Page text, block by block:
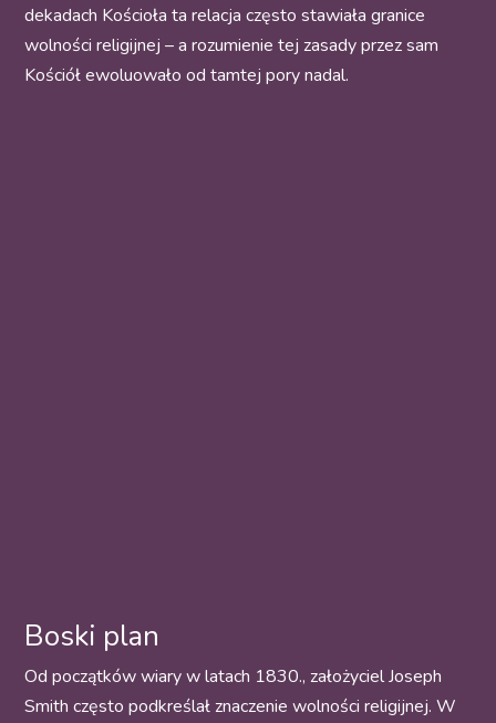
dekadach Kościoła ta relacja często stawiała granice
wolności religijnej – a rozumienie tej zasady przez sam
Kościół ewoluowało od tamtej pory nadal.
Boski plan
Od początków wiary w latach 1830., założyciel Joseph
Smith często podkreślał znaczenie wolności religijnej. W